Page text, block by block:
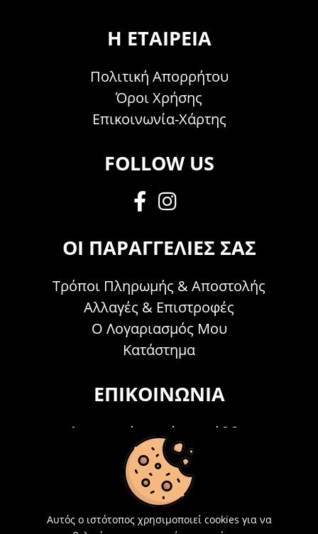
Η ΕΤΑΙΡΕΊΑ
Πολιτική Απορρήτου
Όροι Χρήσης
Επικοινωνία-Χάρτης
FOLLOW US
ΟΙ ΠΑΡΑΓΓΕΛΊΕΣ ΣΑΣ
Τρόποι Πληρωμής & Αποστολής
Αλλαγές & Επιστροφές
Ο Λογαριασμός Μου
Κατάστημα
ΕΠΙΚΟΙΝΩΝΊΑ
Τηλεφωνικά Δευτέρα - Σάββατο
09:00 - 15:00
Τ: 26214 00104
info@acosmetics.gr
Αυτός ο ιστότοπος χρησιμοποιεί cookies για να